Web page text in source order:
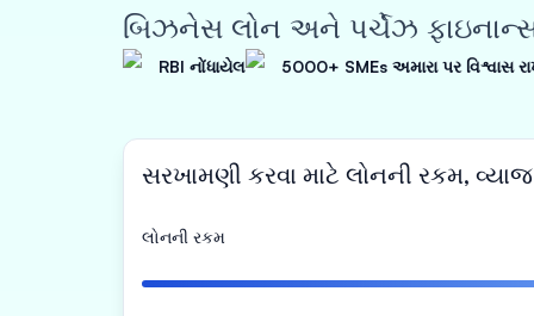
બિઝનેસ લોન અને પર્ચેઝ
RBI નોંધાયેલ 5000+ SMEs અમારા પર વિશ્વાસ
સરખામણી કરવા માટે લોનની રકમ,
લોનની રકમ